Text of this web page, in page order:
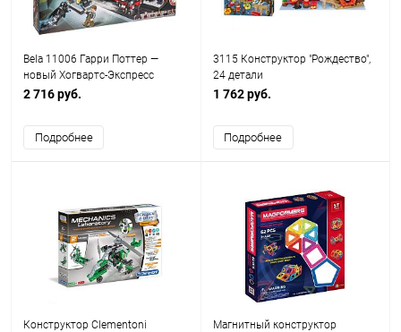
Bela 11006 Гарри Поттер —
новый Хогвартс-Экспресс
2 716 руб.
Подробнее
3115 Конструктор "Рождество",
24 детали
1 762 руб.
Подробнее
Конструктор Clementoni
Магнитный конструктор